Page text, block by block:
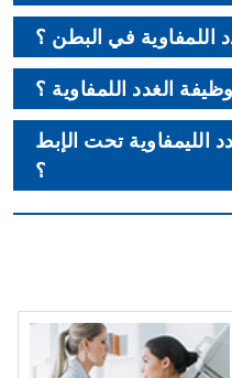
اللمفاوية في البطن ؟
الغدد اللمفاوية ؟
الليمفاوية تحت الإبط
؟